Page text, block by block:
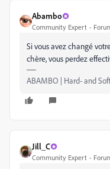
Abambo
Community Expert
Si vous avez changé
chère, vous perdez
ABAMBO | Hard- and
Jill_C
Community Expert